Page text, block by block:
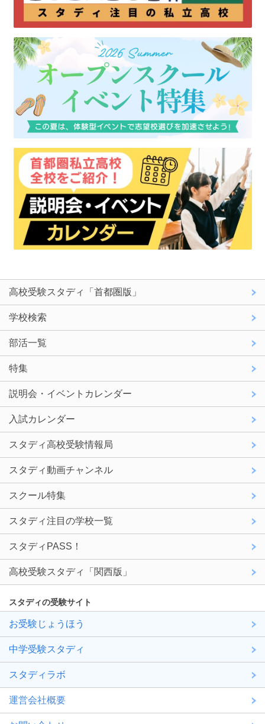
高校受験スタディ「首都圏版」
学校検索
部活一覧
特集
説明会・イベントカレンダー
入試カレンダー
スタディ高校受験情報局
スタディ動画チャンネル
スクール特集
スタディ注目の学校一覧
スタディPASS！
高校受験スタディ「関西版」
スタディの受験サイト
お受験じょうほう
中学受験スタディ
スタディラボ
運営会社概要